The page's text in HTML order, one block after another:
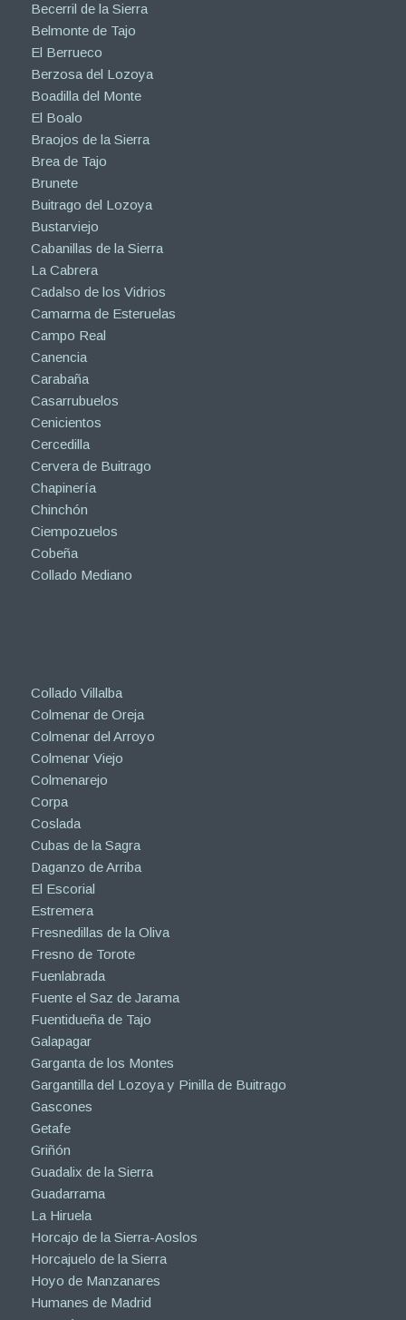
Becerril de la Sierra
Belmonte de Tajo
El Berrueco
Berzosa del Lozoya
Boadilla del Monte
El Boalo
Braojos de la Sierra
Brea de Tajo
Brunete
Buitrago del Lozoya
Bustarviejo
Cabanillas de la Sierra
La Cabrera
Cadalso de los Vidrios
Camarma de Esteruelas
Campo Real
Canencia
Carabaña
Casarrubuelos
Cenicientos
Cercedilla
Cervera de Buitrago
Chapinería
Chinchón
Ciempozuelos
Cobeña
Collado Mediano
Collado Villalba
Colmenar de Oreja
Colmenar del Arroyo
Colmenar Viejo
Colmenarejo
Corpa
Coslada
Cubas de la Sagra
Daganzo de Arriba
El Escorial
Estremera
Fresnedillas de la Oliva
Fresno de Torote
Fuenlabrada
Fuente el Saz de Jarama
Fuentidueña de Tajo
Galapagar
Garganta de los Montes
Gargantilla del Lozoya y Pinilla de Buitrago
Gascones
Getafe
Griñón
Guadalix de la Sierra
Guadarrama
La Hiruela
Horcajo de la Sierra-Aoslos
Horcajuelo de la Sierra
Hoyo de Manzanares
Humanes de Madrid